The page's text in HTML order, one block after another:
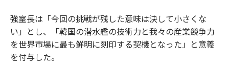
強室長は「今回の挑戦が残した意味は決して小さくな
い」とし、「韓国の潜水艦の技術力と我々の産業競争力
を世界市場に最も鮮明に刻印する契機となった」と意義
を付与した。